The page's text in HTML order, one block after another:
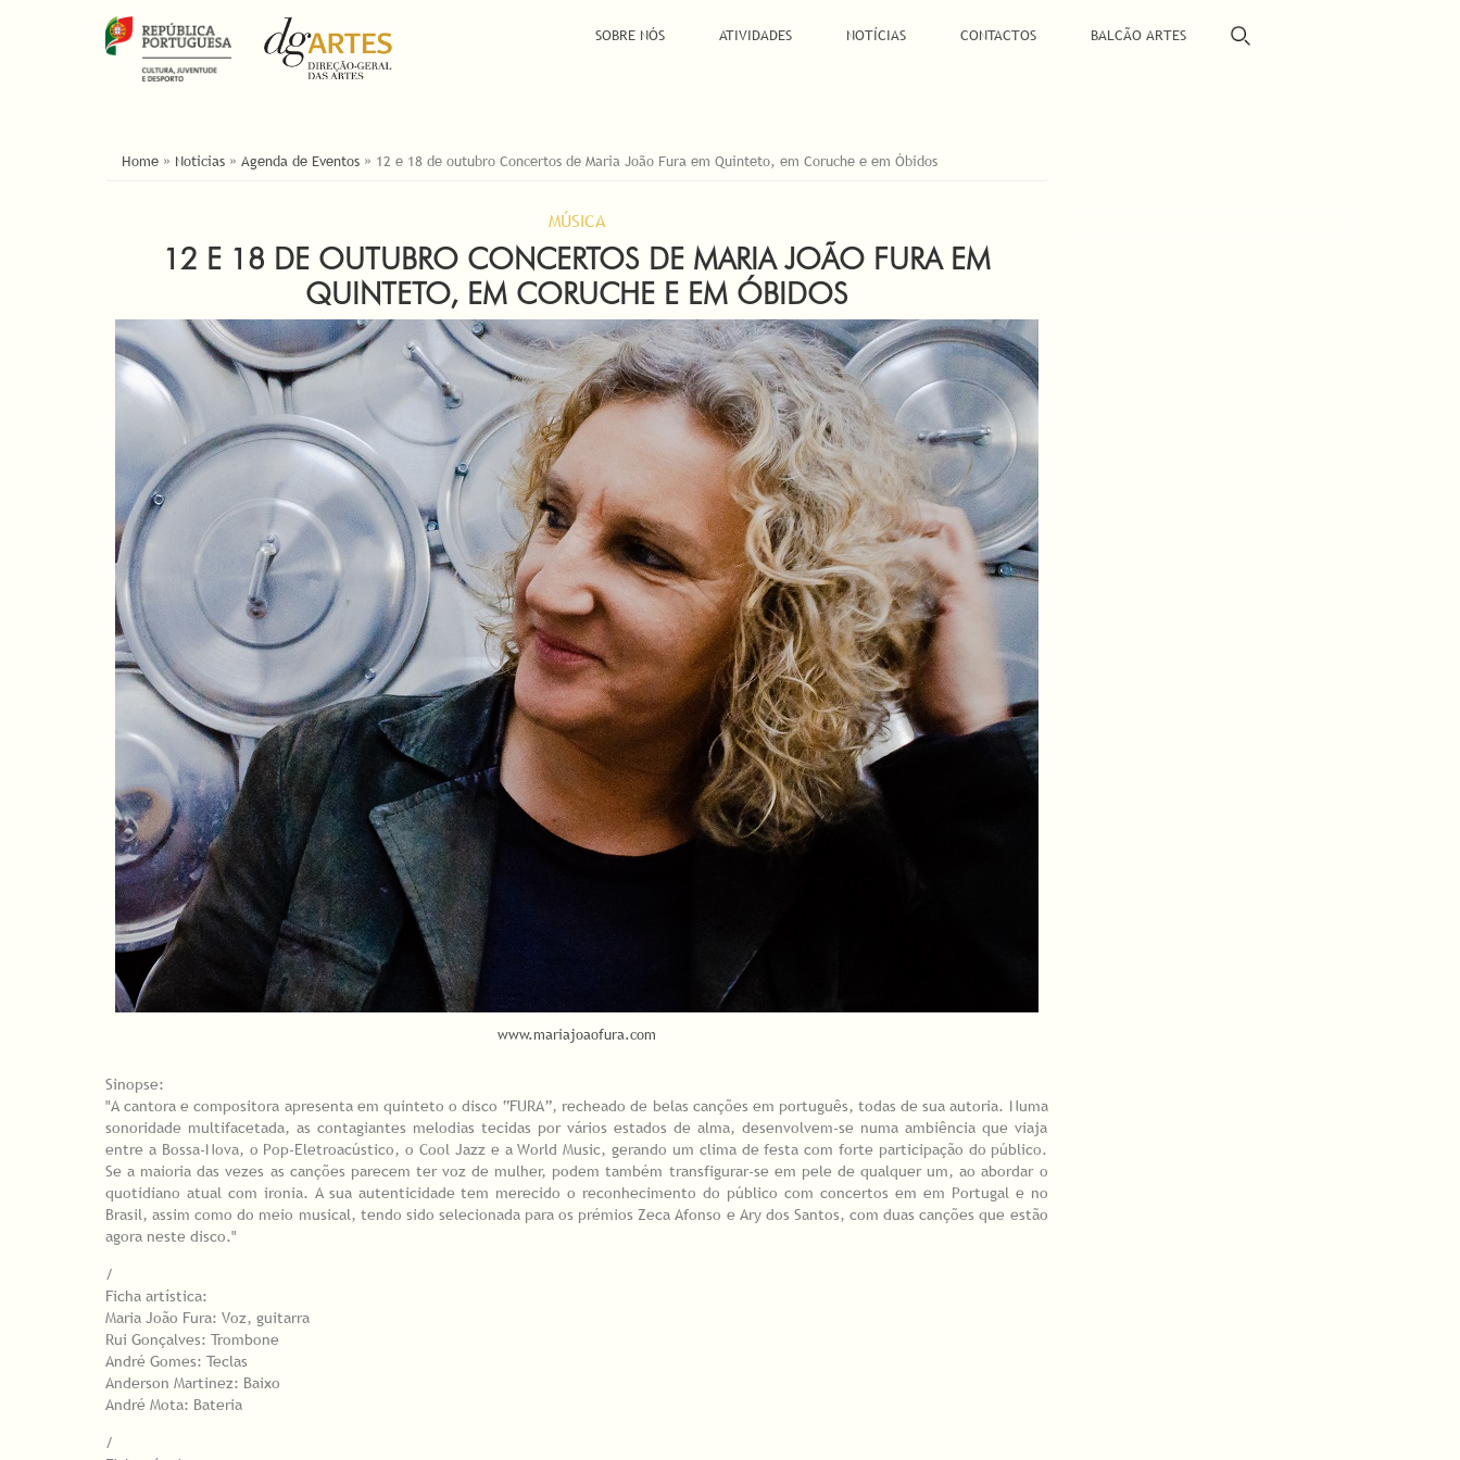
SOBRE NÓS ATIVIDADES NOTÍCIAS CONTACTOS BALCÃO ARTES
ESTÁ AQUI
Home » Noticias » Agenda de Eventos » 12 e 18 de outubro Concertos de Maria João Fura em Quinteto, em Coruche e em Óbidos
MÚSICA
12 E 18 DE OUTUBRO CONCERTOS DE MARIA JOÃO FURA EM
QUINTETO, EM CORUCHE E EM ÓBIDOS
www.mariajoaofura.com
Sinopse:
"A cantora e compositora apresenta em quinteto o disco “FURA”, recheado de belas canções em português, todas de sua autoria. Numa
sonoridade multifacetada, as contagiantes melodias tecidas por vários estados de alma, desenvolvem-se numa ambiência que viaja
entre a Bossa-Nova, o Pop-Eletroacústico, o Cool Jazz e a World Music, gerando um clima de festa com forte participação do público.
Se a maioria das vezes as canções parecem ter voz de mulher, podem também transfigurar-se em pele de qualquer um, ao abordar o
quotidiano atual com ironia. A sua autenticidade tem merecido o reconhecimento do público com concertos em em Portugal e no
Brasil, assim como do meio musical, tendo sido selecionada para os prémios Zeca Afonso e Ary dos Santos, com duas canções que estão
agora neste disco."
/
Ficha artística:
Maria João Fura: Voz, guitarra
Rui Gonçalves: Trombone
André Gomes: Teclas
Anderson Martinez: Baixo
André Mota: Bateria
/